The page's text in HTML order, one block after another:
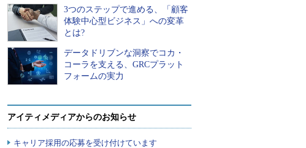
3つのステップで進める、「顧客
体験中心型ビジネス」への変革
とは?
データドリブンな洞察でコカ・
コーラを支える、GRCプラット
フォームの実力
アイティメディアからのお知らせ
キャリア採用の応募を受け付けています